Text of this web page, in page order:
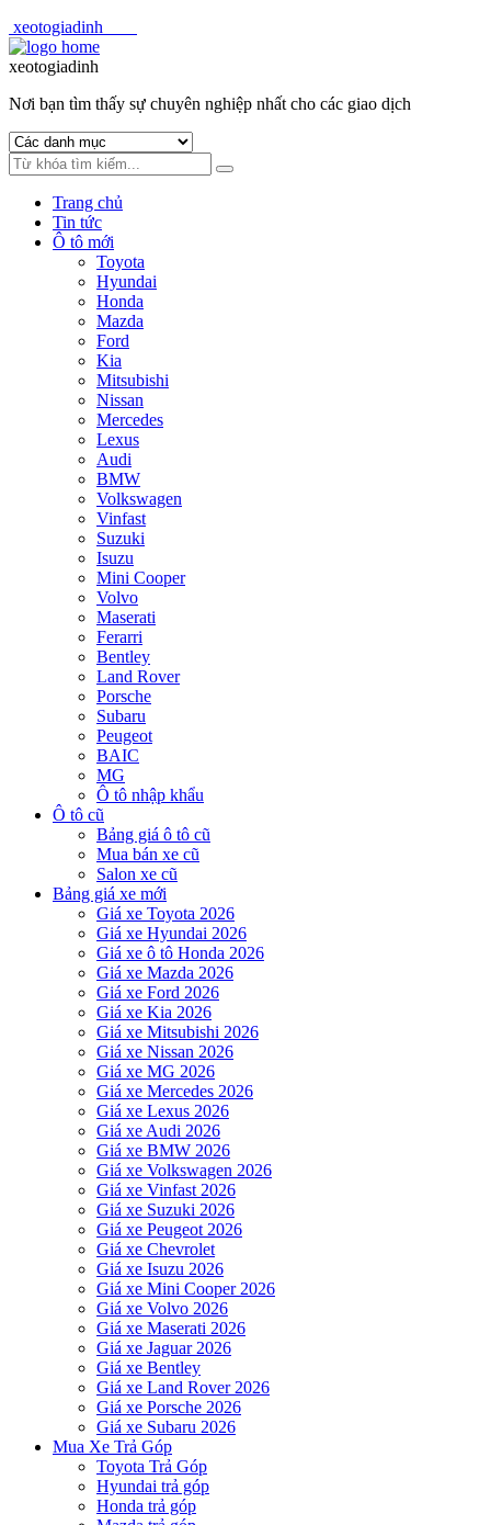
xeotogiadinh
Skip
to
Skip
to
xeotogiadinh
Nơi bạn tìm thấy sự chuyên nghiệp nhất cho các giao dịch
Trang chủ
Tin tức
Ô tô mới
Toyota
Hyundai
Honda
Mazda
Ford
Kia
Mitsubishi
Nissan
Mercedes
Lexus
Audi
BMW
Volkswagen
Vinfast
Suzuki
Isuzu
Mini Cooper
Volvo
Maserati
Ferarri
Bentley
Land Rover
Porsche
Subaru
Peugeot
BAIC
MG
Ô tô nhập khẩu
Ô tô cũ
Bảng giá ô tô cũ
Mua bán xe cũ
Salon xe cũ
Bảng giá xe mới
Giá xe Toyota 2026
Giá xe Hyundai 2026
Giá xe ô tô Honda 2026
Giá xe Mazda 2026
Giá xe Ford 2026
Giá xe Kia 2026
Giá xe Mitsubishi 2026
Giá xe Nissan 2026
Giá xe MG 2026
Giá xe Mercedes 2026
Giá xe Lexus 2026
Giá xe Audi 2026
Giá xe BMW 2026
Giá xe Volkswagen 2026
Giá xe Vinfast 2026
Giá xe Suzuki 2026
Giá xe Peugeot 2026
Giá xe Chevrolet
Giá xe Isuzu 2026
Giá xe Mini Cooper 2026
Giá xe Volvo 2026
Giá xe Maserati 2026
Giá xe Jaguar 2026
Giá xe Bentley
Giá xe Land Rover 2026
Giá xe Porsche 2026
Giá xe Subaru 2026
Mua Xe Trả Góp
Toyota Trả Góp
Hyundai trả góp
Honda trả góp